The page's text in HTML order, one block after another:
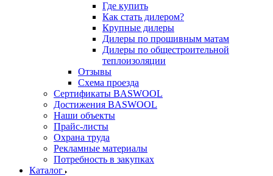
Где купить
Как стать дилером?
Крупные дилеры
Дилеры по прошивным матам
Дилеры по общестроительной
теплоизоляции
Отзывы
Схема проезда
Сертификаты BASWOOL
Достижения BASWOOL
Наши объекты
Прайс-листы
Охрана труда
Рекламные материалы
Потребность в закупках
Каталог